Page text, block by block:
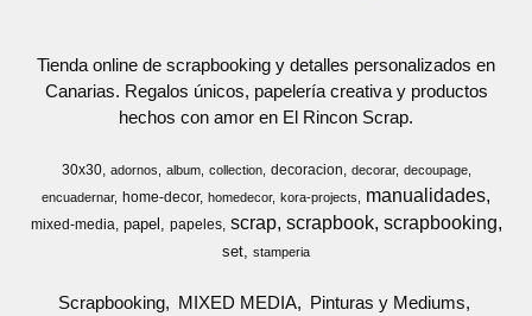
Tienda online de scrapbooking y detalles personalizados en
Canarias. Regalos únicos, papelería creativa y productos
hechos con amor en El Rincon Scrap.
30x30 adornos album collection decoracion decorar
decoupage
encuadernar
home-decor homedecor kora-projects manualidades
mixed-media papel papeles scrap scrapbook scrapbooking
set stamperia
Scrapbooking MIXED MEDIA
Pinturas y Mediums